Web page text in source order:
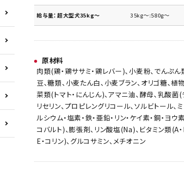
給与量：超大型犬35kg～ 35kg～:580g～
原材料
肉類(鶏・鶏ササミ・鶏レバー)、小麦粉、でんぷん
豆、糖類、小麦たん白、小麦ブラン、オリゴ糖、植
菜類(トマト・にんじん)、アマニ油、酵母、乳酸菌(
リセリン、プロピレングリコール、ソルビトール、
ルシウム・塩素・鉄・亜鉛・リン・ケイ素・銅・ヨウ
コバルト)、膨張剤、リン酸塩(Na)、ビタミン類(A・
E・コリン)、グルコサミン、メチオニン